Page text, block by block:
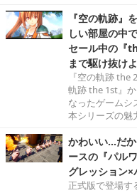
『空の軌跡』
しい部屋の中
セール中の『
まで駆け抜け
『空の軌跡
軌跡 the 1st』
なったゲームシ
本シリーズの魅
かわいい…だ
ースの『パル
グレッション×
正式版で登場す